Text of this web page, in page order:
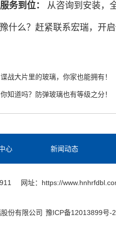
服务到位： 从咨询到安装，
什么？赶紧联系宏瑞，开
谍战大片里的玻璃，你家也能拥有！
你知道吗？防弹玻璃也有等级之分！
心 新闻动态
网址：https://
份有限公司 豫ICP备12013899号-2